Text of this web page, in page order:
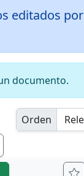
editados por
documento.
Orden